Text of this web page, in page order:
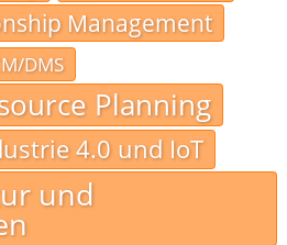
Management
DMS
Planning
4.0 und IoT
und